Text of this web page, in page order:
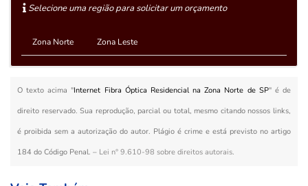
Selecione uma região para solicitar um orçamento
Zona Norte Zona Leste
O texto acima "Internet Fibra Óptica Residencial na Zona Norte de SP" é de
direito reservado. Sua reprodução, parcial ou total, mesmo citando nossos links,
é proibida sem a autorização do autor. Plágio é crime e está previsto no artigo
184 do Código Penal. – Lei n° 9.610-98 sobre direitos autorais.